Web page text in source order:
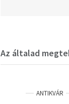
Az általad
ANTIKVÁR